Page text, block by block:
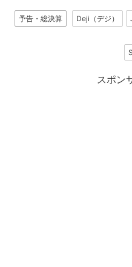
予告・総決算 Deji（デジ）
スポン